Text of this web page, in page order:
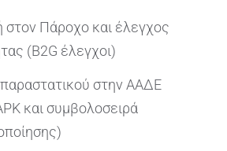
στον Πάροχο και έλεγχος
(B2G έλεγχοι)
στην ΑΑΔΕ
και συμβολοσειρά